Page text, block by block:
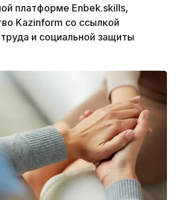
платформе Enbek.skills,
Kazinform со ссылкой
и социальной защиты